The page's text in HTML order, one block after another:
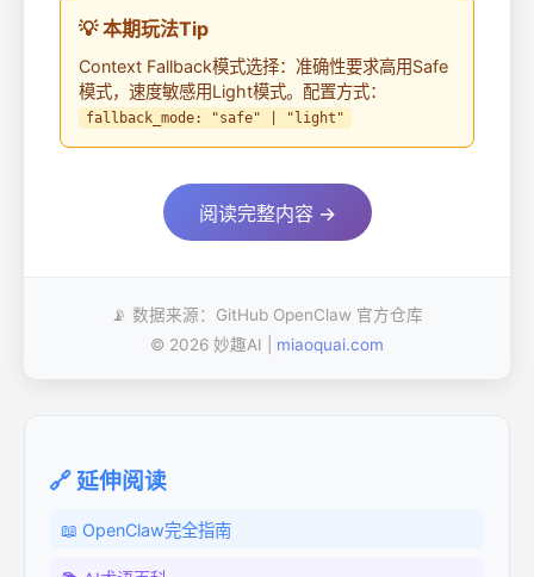
💡 本期玩法Tip
Context Fallback模式选择：准确性要求高用Safe
模式，速度敏感用Light模式。配置方式：
fallback_mode: "safe" | "light"
阅读完整内容 →
📡 数据来源：GitHub OpenClaw 官方仓库
© 2026 妙趣AI | miaoquai.com
🔗 延伸阅读
📖 OpenClaw完全指南